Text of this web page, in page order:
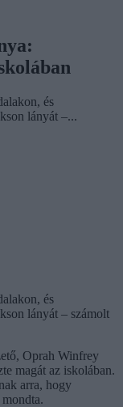
és
lányát –...
és
lányát – számolt
Oprah Winfrey
magát az iskolában.
arra, hogy